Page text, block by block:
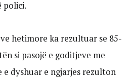
polici.
hetimore ka rezultuar se 85-
si pasojë e goditjeve me
e dyshuar e ngjarjes rezulton